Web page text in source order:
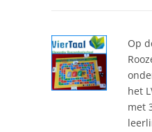
Op
het
met